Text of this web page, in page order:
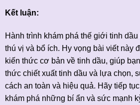
Kết luận:
Hành trình khám phá thế giới tinh
thú vị và bổ ích. Hy vọng bài viết này
kiến thức cơ bản về tinh dầu, giúp
thức chiết xuất tinh dầu và lựa chọn,
cách an toàn và hiệu quả. Hãy tiếp
khám phá những bí ẩn và sức mạnh